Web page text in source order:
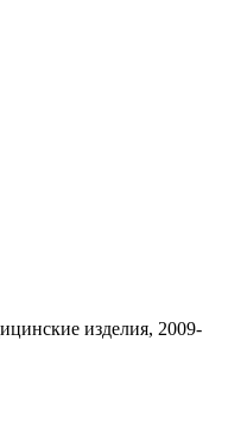
изделия, 2009-